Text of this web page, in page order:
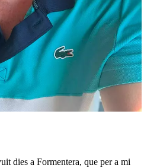
dies a Formentera, que per a mi